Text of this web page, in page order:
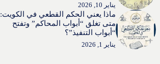
يناير 10, 2026
ماذا يعني الحكم القطعي في الكويت:
متى تغلق “أبواب المحاكم” وتفتح
“أبواب التنفيذ”؟
يناير 1, 2026